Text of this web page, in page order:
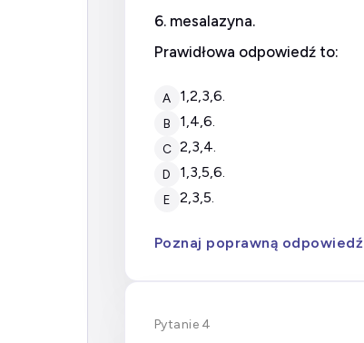
6. mesalazyna.
Prawidłowa odpowiedź to:
A 1,2,3,6.
B 1,4,6.
C 2,3,4.
D 1,3,5,6.
E 2,3,5.
Poznaj poprawną odpowiedź
Pytanie 4